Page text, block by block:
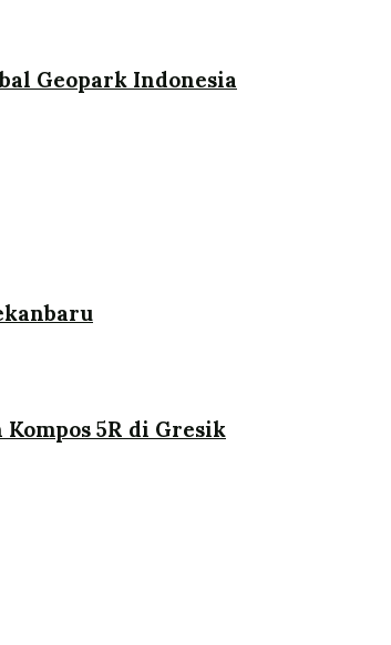
Geopark Indonesia
5R di Gresik